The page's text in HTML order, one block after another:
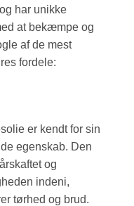
har unikke
at bekæmpe og
af de mest
fordele:
er kendt for sin
egenskab. Den
og
indeni,
tørhed og brud.